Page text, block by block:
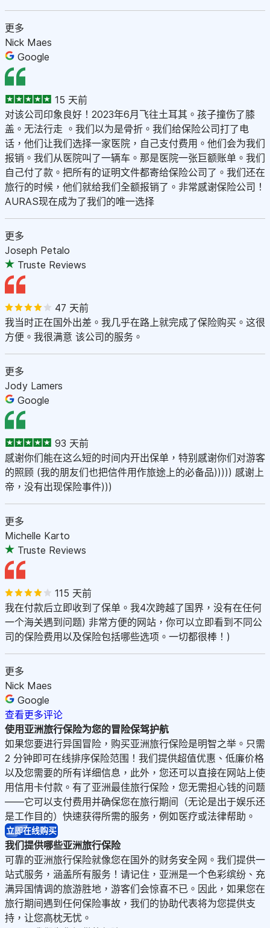
更多
Nick Maes
Google
15 天前
对该公司印象良好！2023年6月飞往土耳其。孩子撞伤了膝
盖。无法行走 。我们以为是骨折。我们给保险公司打了电
话，他们让我们选择一家医院，自己支付费用。他们会为我们
报销。我们从医院叫了一辆车。那是医院一张巨额账单。我们
自己付了款。把所有的证明文件都寄给保险公司了。我们还在
旅行的时候，他们就给我们全额报销了。非常感谢保险公司！
AURAS现在成为了我们的唯一选择
更多
Joseph Petalo
Truste Reviews
47 天前
我当时正在国外出差。我几乎在路上就完成了保险购买。这很
方便。我很满意 该公司的服务。
更多
Jody Lamers
Google
93 天前
感谢你们能在这么短的时间内开出保单，特别感谢你们对游客
的照顾 (我的朋友们也把信件用作旅途上的必备品))))) 感谢上
帝，没有出现保险事件)))
更多
Michelle Karto
Truste Reviews
115 天前
我在付款后立即收到了保单。我4次跨越了国界，没有在任何
一个海关遇到问题) 非常方便的网站，你可以立即看到不同公
司的保险费用以及保险包括哪些选项。一切都很棒！)
更多
Nick Maes
Google
查看更多评论
使用亚洲旅行保险为您的冒险保驾护航
如果您要进行异国冒险，购买亚洲旅行保险是明智之举。只需
2 分钟即可在线排序保险范围！我们提供超值优惠、低廉价格
以及您需要的所有详细信息，此外，您还可以直接在网站上使
用信用卡付款。有了亚洲最佳旅行保险，您无需担心钱的问题
——它可以支付费用并确保您在旅行期间（无论是出于娱乐还
是工作目的）快速获得所需的服务，例如医疗或法律帮助。
立即在线购买
我们提供哪些亚洲旅行保险
可靠的亚洲旅行保险就像您在国外的财务安全网。我们提供一
站式服务，涵盖所有服务！请记住，亚洲是一个色彩缤纷、充
满异国情调的旅游胜地，游客们会惊喜不已。因此，如果您在
旅行期间遇到任何保险事故，我们的协助代表将为您提供支
持，让您高枕无忧。